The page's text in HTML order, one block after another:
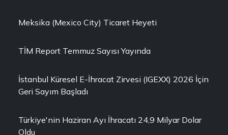
Meksika (Mexico City) Ticaret Heyeti
TİM Report Temmuz Sayısı Yayında
İstanbul Küresel E-İhracat Zirvesi (IGEXX) 2026 İçin
Geri Sayım Başladı
Türkiye'nin Haziran Ayı İhracatı 24,9 Milyar Dolar
Oldu